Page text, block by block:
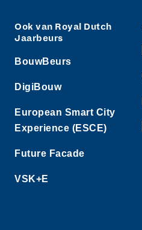
Ook van Royal Dutch
Jaarbeurs
BouwBeurs
DigiBouw
European Smart City
Experience (ESCE)
Future Facade
VSK+E